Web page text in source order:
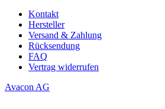
Kontakt
Hersteller
Versand & Zahlung
Rücksendung
FAQ
Vertrag widerrufen
Avacon AG